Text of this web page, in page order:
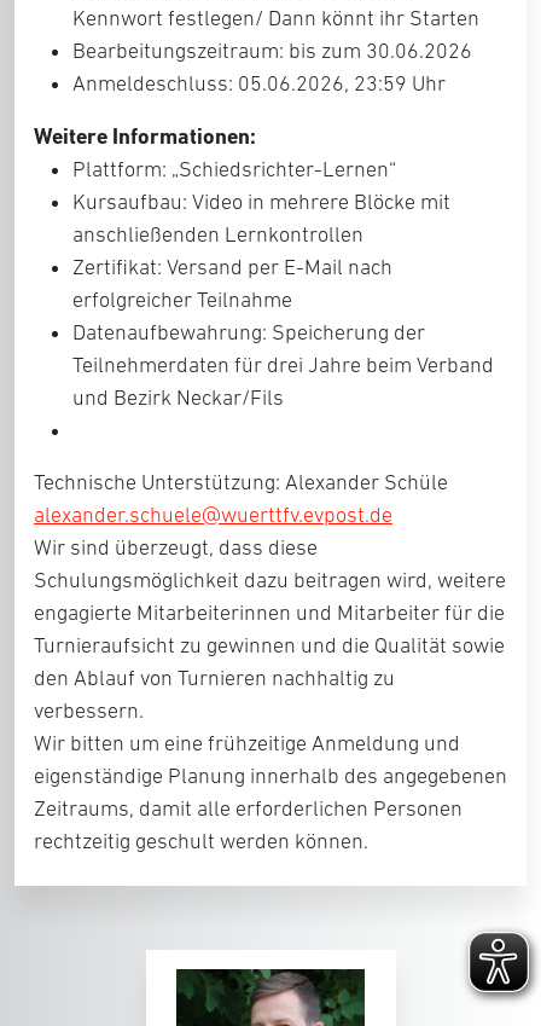
Kennwort festlegen/ Dann könnt ihr Starten
Bearbeitungszeitraum: bis zum 30.06.2026
Anmeldeschluss: 05.06.2026, 23:59 Uhr
Weitere Informationen:
Plattform: „Schiedsrichter-Lernen“
Kursaufbau: Video in mehrere Blöcke mit
anschließenden Lernkontrollen
Zertifikat: Versand per E-Mail nach
erfolgreicher Teilnahme
Datenaufbewahrung: Speicherung der
Teilnehmerdaten für drei Jahre beim Verband
und Bezirk Neckar/Fils
Technische Unterstützung: Alexander Schüle
alexander.schuele@wuerttfv.evpost.de
Wir sind überzeugt, dass diese
Schulungsmöglichkeit dazu beitragen wird, weitere
engagierte Mitarbeiterinnen und Mitarbeiter für die
Turnieraufsicht zu gewinnen und die Qualität sowie
den Ablauf von Turnieren nachhaltig zu
verbessern.
Wir bitten um eine frühzeitige Anmeldung und
eigenständige Planung innerhalb des angegebenen
Zeitraums, damit alle erforderlichen Personen
rechtzeitig geschult werden können.